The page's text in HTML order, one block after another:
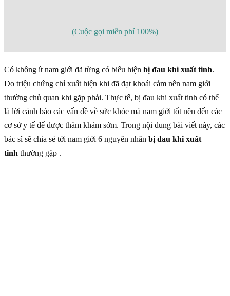
(Cuộc gọi miễn phí 100%)
Có không ít nam giới đã từng có biểu hiện bị đau khi xuất tinh.
Do triệu chứng chỉ xuất hiện khi đã đạt khoái cảm nên nam giới
thường chủ quan khi gặp phải. Thực tế, bị đau khi xuất tinh có thể
là lời cảnh báo các vấn đề về sức khỏe mà nam giới tốt nên đến các
cơ sở y tế để được thăm khám sớm. Trong nội dung bài viết này, các
bác sĩ sẽ chia sẻ tới nam giới 6 nguyên nhân bị đau khi xuất
tinh thường gặp .